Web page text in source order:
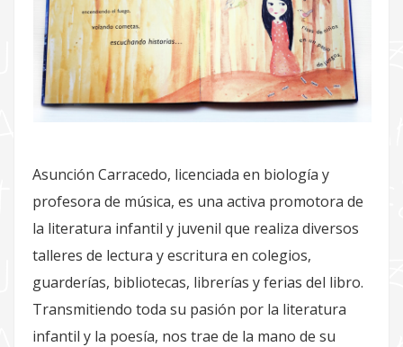
Asunción Carracedo, licenciada en biología y
profesora de música, es una activa promotora de
la literatura infantil y juvenil que realiza diversos
talleres de lectura y escritura en colegios,
guarderías, bibliotecas, librerías y ferias del libro.
Transmitiendo toda su pasión por la literatura
infantil y la poesía, nos trae de la mano de su